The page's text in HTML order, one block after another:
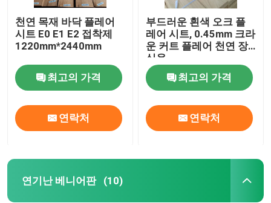
천연 목재 바닥 플레어
시트 E0 E1 E2 접착제
1220mm*2440mm
최고의 가격
연락처
부드러운 흰색 오크 플
레어 시트, 0.45mm 크라
운 커트 플레어 천연 장
식용
최고의 가격
연락처
연기난 베니어판 (10)